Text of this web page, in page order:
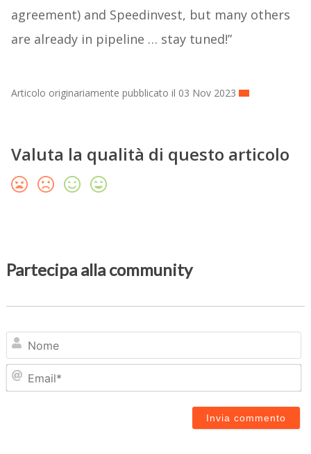
agreement) and Speedinvest, but many others
are already in pipeline … stay tuned!”
Articolo originariamente pubblicato il 03 Nov 2023
Valuta la qualità di questo articolo
Partecipa alla community